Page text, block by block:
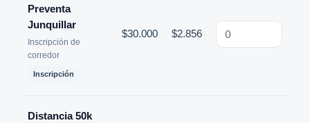
Preventa
Junquillar
Inscripción de
corredor
Inscripción
$30.000 $2.856
Distancia 50k